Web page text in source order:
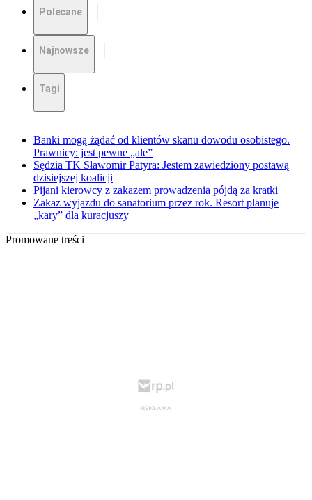
Polecane
Najnowsze
Tagi
Banki mogą żądać od klientów skanu dowodu osobistego.
Prawnicy: jest pewne „ale”
Sędzia TK Sławomir Patyra: Jestem zawiedziony postawą
dzisiejszej koalicji
Pijani kierowcy z zakazem prowadzenia pójdą za kratki
Zakaz wyjazdu do sanatorium przez rok. Resort planuje
„kary” dla kuracjuszy
Promowane treści